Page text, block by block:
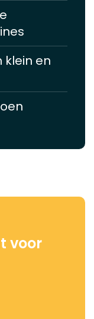
klein en
voor